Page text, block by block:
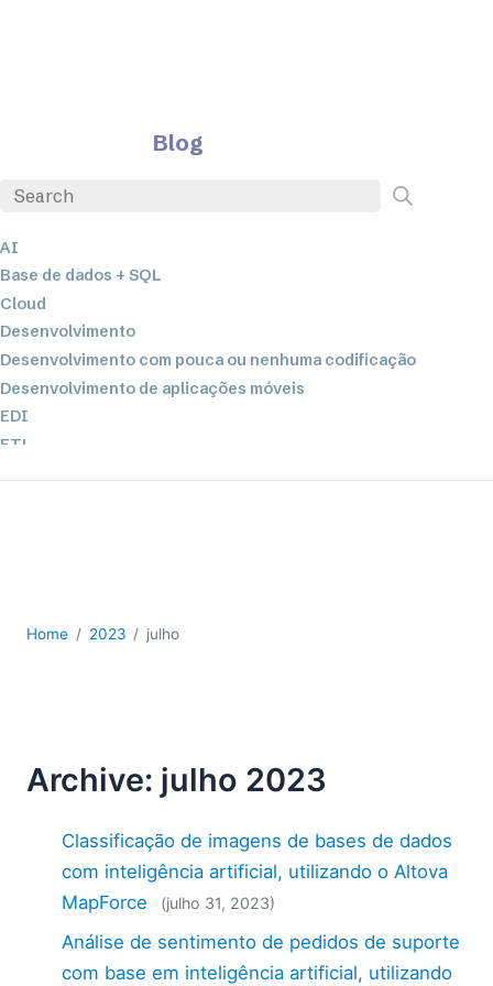
Blog
AI
Base de dados + SQL
Cloud
Desenvolvimento
Desenvolvimento com pouca ou nenhuma codificação
Desenvolvimento de aplicações móveis
EDI
ETL
XML
2026
2024
2022
2021
2020
2019
Home 2023 julho
Archive: julho 2023
Classificação de imagens de bases de dados
com inteligência artificial, utilizando o Altova
MapForce
(julho 31, 2023)
Análise de sentimento de pedidos de suporte
com base em inteligência artificial, utilizando